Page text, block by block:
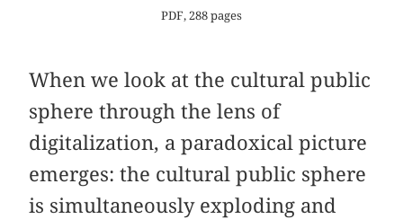
PDF, 288 pages
When we look at the cultural public
sphere through the lens of
digitalization, a paradoxical picture
emerges: the cultural public sphere
is simultaneously exploding and